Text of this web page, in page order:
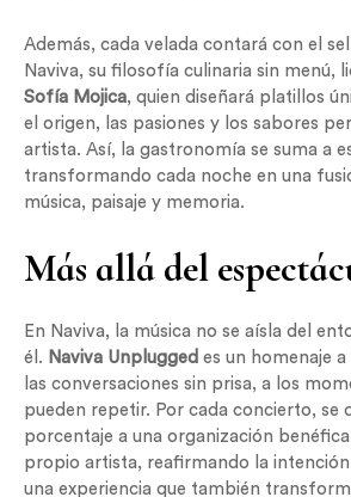
Además, cada velada contará con el
Naviva, su filosofía culinaria sin menú,
Sofía Mojica, quien diseñará platillos
el origen, las pasiones y los sabores
artista. Así, la gastronomía se suma a
transformando cada noche en una
música, paisaje y memoria.
Más allá del
En Naviva, la música no se aísla del
él. Naviva Unplugged es un homenaje
las conversaciones sin prisa, a los
pueden repetir. Por cada concierto, se
porcentaje a una organización benéfica
propio artista, reafirmando la
una experiencia que también